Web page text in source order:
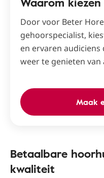
Door voor Beter
gehoorspecialist,
en ervaren
weer te genieten van
Maak
Betaalbare
kwaliteit